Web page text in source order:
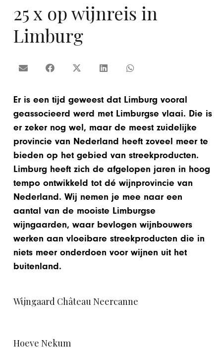
25 x op wijnreis in
Limburg
Er is een tijd geweest dat Limburg vooral
geassocieerd werd met Limburgse vlaai. Die is
er zeker nog wel, maar de meest zuidelijke
provincie van Nederland heeft zoveel meer te
bieden op het gebied van streekproducten.
Limburg heeft zich de afgelopen jaren in hoog
tempo ontwikkeld tot dé wijnprovincie van
Nederland. Wij nemen je mee naar een
aantal van de mooiste Limburgse
wijngaarden, waar bevlogen wijnbouwers
werken aan vloeibare streekproducten die in
niets meer onderdoen voor wijnen uit het
buitenland.
Wijngaard Château Neercanne
Hoeve Nekum